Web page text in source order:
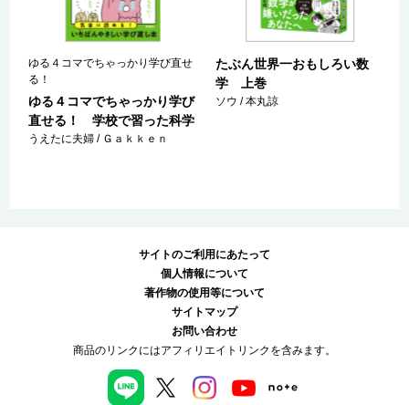
ゆる４コマでちゃっかり学び直せ
る！
ゆる４コマでちゃっかり学び
直せる！ 学校で習った科学
うえたに夫婦 / Ｇａｋｋｅｎ
たぶん世界一おもしろい数
学 上巻
ソウ / 本丸諒
サイトのご利用にあたって
個人情報について
著作物の使用等について
サイトマップ
お問い合わせ
商品のリンクにはアフィリエイトリンクを含みます。